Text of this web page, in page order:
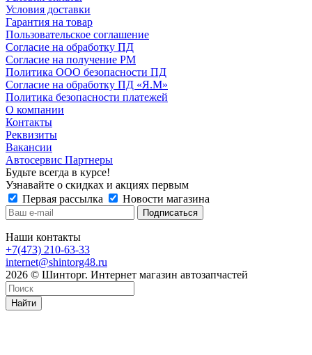
Условия доставки
Гарантия на товар
Пользовательское соглашение
Согласие на обработку ПД
Согласие на получение РМ
Политика ООО безопасности ПД
Согласие на обработку ПД «Я.М»
Политика безопасности платежей
О компании
Контакты
Реквизиты
Вакансии
Автосервис Партнеры
Будьте всегда в курсе!
Узнавайте о скидках и акциях первым
Первая рассылка
Новости магазина
Наши контакты
+7(473) 210-63-33
internet@shintorg48.ru
2026 © Шинторг. Интернет магазин автозапчастей
Найти